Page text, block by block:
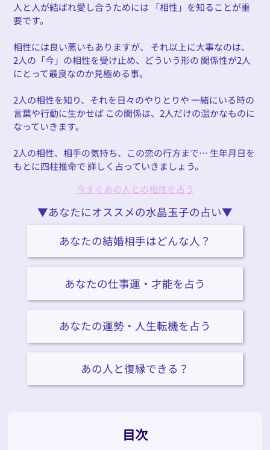
人と人が結ばれ愛し合うためには 「相性」を知ることが重
要です。
相性には良い悪いもありますが、 それ以上に大事なのは、
2人の「今」の相性を受け止め、どういう形の 関係性が2人
にとって最良なのか見極める事。
2人の相性を知り、それを日々のやりとりや 一緒にいる時の
言葉や行動に生かせば この関係は、2人だけの温かなものに
なっていきます。
2人の相性、相手の気持ち、この恋の行方まで… 生年月日を
もとに四柱推命で 詳しく占っていきましょう。
今すぐあの人との相性を占う
▼あなたにオススメの水晶玉子の占い▼
あなたの結婚相手はどんな人？
あなたの仕事運・才能を占う
あなたの運勢・人生転機を占う
あの人と復縁できる？
目次